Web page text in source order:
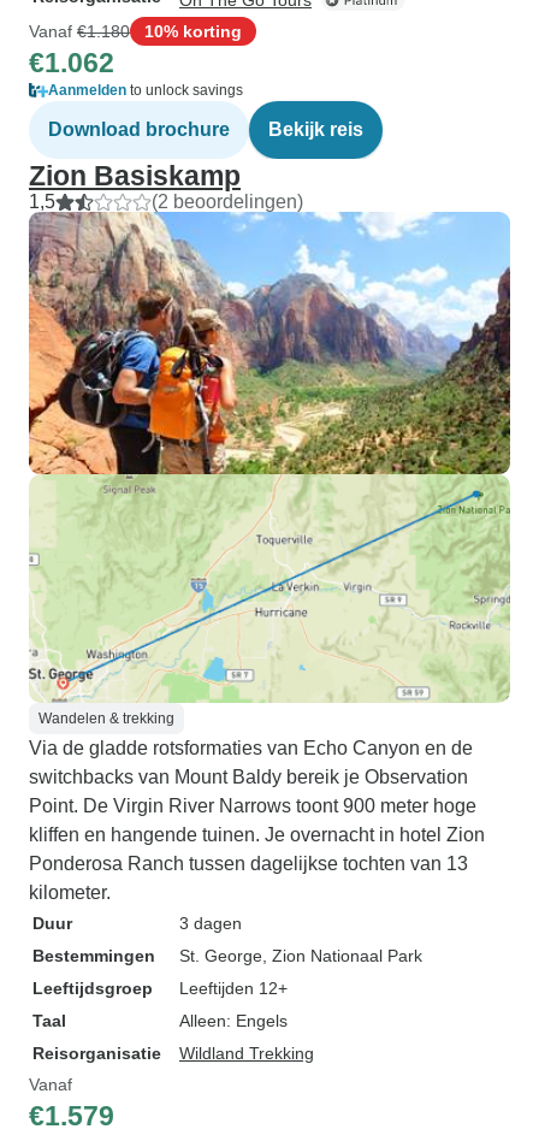
Vanaf €1.180 10% korting
€1.062
Aanmelden to unlock savings
Download brochure Bekijk reis
Zion Basiskamp
1,5 (2 beoordelingen)
Wandelen & trekking
Via de gladde rotsformaties van Echo Canyon en de
switchbacks van Mount Baldy bereik je Observation
Point. De Virgin River Narrows toont 900 meter hoge
kliffen en hangende tuinen. Je overnacht in hotel Zion
Ponderosa Ranch tussen dagelijkse tochten van 13
kilometer.
Duur
3 dagen
Bestemmingen
St. George , Zion Nationaal Park
Leeftijdsgroep
Leeftijden 12+
Taal
Alleen: Engels
Reisorganisatie
Wildland Trekking
Vanaf
€1.579